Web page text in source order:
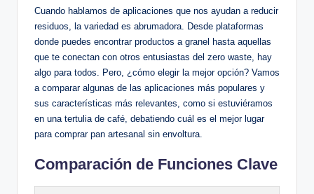
Cuando hablamos de aplicaciones que nos ayudan a reducir
residuos, la variedad es abrumadora. Desde plataformas
donde puedes encontrar productos a granel hasta aquellas
que te conectan con otros entusiastas del zero waste, hay
algo para todos. Pero, ¿cómo elegir la mejor opción? Vamos
a comparar algunas de las aplicaciones más populares y
sus características más relevantes, como si estuviéramos
en una tertulia de café, debatiendo cuál es el mejor lugar
para comprar pan artesanal sin envoltura.
Comparación de Funciones Clave